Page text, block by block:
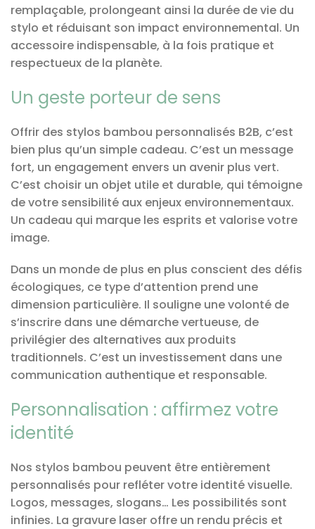
remplaçable, prolongeant ainsi la durée de vie du
stylo et réduisant son impact environnemental. Un
accessoire indispensable, à la fois pratique et
respectueux de la planète.
Un geste porteur de sens
Offrir des stylos bambou personnalisés B2B, c’est
bien plus qu’un simple cadeau. C’est un message
fort, un engagement envers un avenir plus vert.
C’est choisir un objet utile et durable, qui témoigne
de votre sensibilité aux enjeux environnementaux.
Un cadeau qui marque les esprits et valorise votre
image.
Dans un monde de plus en plus conscient des défis
écologiques, ce type d’attention prend une
dimension particulière. Il souligne une volonté de
s’inscrire dans une démarche vertueuse, de
privilégier des alternatives aux produits
traditionnels. C’est un investissement dans une
communication authentique et responsable.
Personnalisation : affirmez votre
identité
Nos stylos bambou peuvent être entièrement
personnalisés pour refléter votre identité visuelle.
Logos, messages, slogans… Les possibilités sont
infinies. La gravure laser offre un rendu précis et